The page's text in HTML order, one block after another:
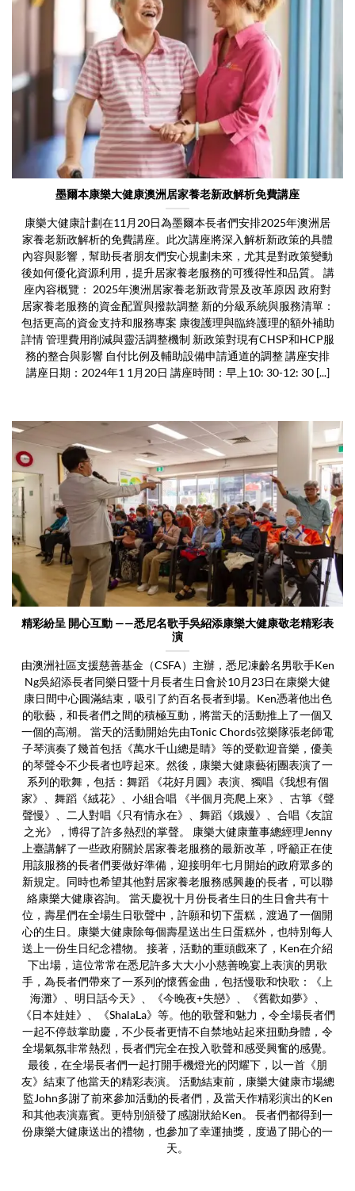
墨爾本康樂大健康澳洲居家養老新政解析免費講座
康樂大健康計劃在11月20日為墨爾本長者們安排2025年澳洲居
家養老新政解析的免費講座。此次講座將深入解析新政策的具體
內容與影響，幫助長者朋友們安心規劃未來，尤其是對政策變動
後如何優化資源利用，提升居家養老服務的可獲得性和品質。 講
座內容概覽： 2025年澳洲居家養老新政背景及改革原因 政府對
居家養老服務的資金配置與撥款調整 新的分級系統與服務清單：
包括更高的資金支持和服務專案 康復護理與臨終護理的額外補助
詳情 管理費用削減與靈活調整機制 新政策對現有CHSP和HCP服
務的整合與影響 自付比例及輔助設備申請通道的調整 講座安排
講座日期：2024年1 1月20日 講座時間：早上10: 30-12: 30 [...]
精彩紛呈 開心互動 ——悉尼名歌手吳紹添康樂大健康敬老精彩表
演
由澳洲社區支援慈善基金（CSFA）主辦，悉尼凍齡名男歌手Ken
Ng吳紹添長者同樂日暨十月長者生日會於10月23日在康樂大健
康日間中心圓滿結束，吸引了約百名長者到場。Ken憑著他出色
的歌藝，和長者們之間的積極互動，將當天的活動推上了一個又
一個的高潮。 當天的活動開始先由Tonic Chords弦樂隊張老師電
子琴演奏了幾首包括《萬水千山總是睛》等的受歡迎音樂，優美
的琴聲令不少長者也哼起來。然後，康樂大健康藝術團表演了一
系列的歌舞，包括：舞蹈 《花好月圓》表演、獨唱《我想有個
家》、舞蹈《絨花》、小組合唱 《半個月亮爬上來》、古箏《聲
聲慢》、二人對唱《只有情永在》、舞蹈《娥嫚》、合唱《友誼
之光》，博得了許多熱烈的掌聲。 康樂大健康董事總經理Jenny
上臺講解了一些政府關於居家養老服務的最新改革，呼籲正在使
用該服務的長者們要做好準備，迎接明年七月開始的政府眾多的
新規定。同時也希望其他對居家養老服務感興趣的長者，可以聯
絡康樂大健康咨詢。 當天慶祝十月份長者生日的生日會共有十
位，壽星們在全場生日歌聲中，許願和切下蛋糕，渡過了一個開
心的生日。康樂大健康除每個壽星送出生日蛋糕外，也特別每人
送上一份生日纪念禮物。 接著，活動的重頭戲來了，Ken在介紹
下出場，這位常常在悉尼許多大大小小慈善晚宴上表演的男歌
手，為長者們帶來了一系列的懷舊金曲，包括慢歌和快歌：《上
海灘》、明日話今天》、《今晚夜+失戀》、《舊歡如夢》、
《日本娃娃》、《ShalaLa》等。他的歌聲和魅力，令全場長者們
一起不停鼓掌助慶，不少長者更情不自禁地站起來扭動身體，令
全場氣氛非常熱烈，長者們完全在投入歌聲和感受興奮的感覺。
最後，在全場長者們一起打開手機燈光的閃耀下，以一首《朋
友》結束了他當天的精彩表演。 活動結束前，康樂大健康市場總
監John多謝了前來參加活動的長者們，及當天作精彩演出的Ken
和其他表演嘉賓。更特別頒發了感謝狀給Ken。 長者們都得到一
份康樂大健康送出的禮物，也參加了幸運抽獎，度過了開心的一
天。